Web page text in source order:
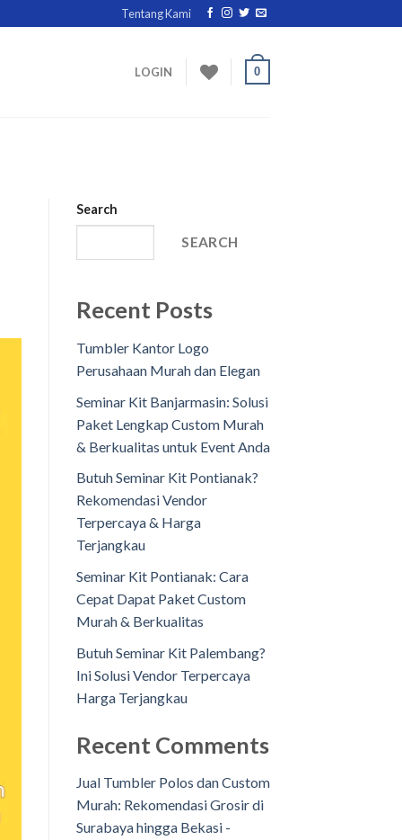
Tentang Kami
LOGIN 0
Search
SEARCH
Recent Posts
Tumbler Kantor Logo
Perusahaan Murah dan Elegan
Seminar Kit Banjarmasin: Solusi
Paket Lengkap Custom Murah
& Berkualitas untuk Event Anda
Butuh Seminar Kit Pontianak?
Rekomendasi Vendor
Terpercaya & Harga
Terjangkau
Seminar Kit Pontianak: Cara
Cepat Dapat Paket Custom
Murah & Berkualitas
Butuh Seminar Kit Palembang?
Ini Solusi Vendor Terpercaya
Harga Terjangkau
Recent Comments
Jual Tumbler Polos dan Custom
Murah: Rekomendasi Grosir di
Surabaya hingga Bekasi -